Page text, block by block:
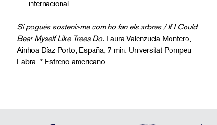
internacional
Si pogués sostenir-me com ho fan els arbres / If I Could
Bear Myself Like Trees Do. Laura Valenzuela Montero,
Ainhoa Díaz Porto, España, 7 min. Universitat Pompeu
Fabra. * Estreno americano